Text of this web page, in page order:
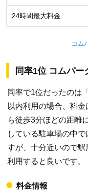
24時間最大料金
コム
同率1位 コムパー
同率で1位だったのは
以内利用の場合、料
ら徒歩3分ほどの距離
している駐車場の中
すが、十分近いので
利用すると良いです。
料金情報